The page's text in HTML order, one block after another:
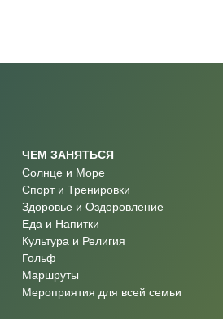
ЧЕМ ЗАНЯТЬСЯ
Солнце и Море
Спорт и Тренировки
Здоровье и Оздоровление
Еда и Напитки
Культура и Религия
Гольф
Маршруты
Мероприятия для всей семьи